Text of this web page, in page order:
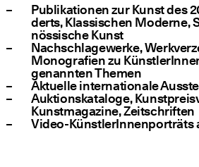
Publi­ka­tio­nen zur Kunst des
derts, Klas­si­schen Moder­ne,
nös­si­sche Kunst
Nach­schla­ge­wer­ke,
Mono­gra­fien zu
genann­ten Themen
Aktu­el­le inter­na­tio­na­le
Auk­ti­ons­ka­ta­lo­ge,
Kunst­ma­ga­zi­ne, Zeitschriften
Video-Künst­le­rIn­nen­por­träts